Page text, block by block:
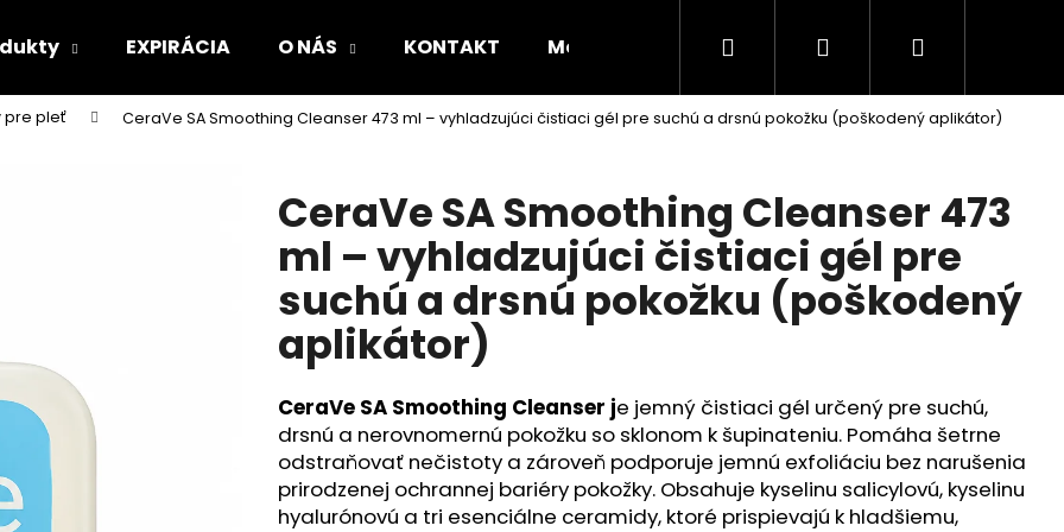
EXPIRÁCIA O NÁS KONTAKT Moja objednávka RADY A INŠPIRÁCIE
Hľadať PrihlásenieNákupný
pre pleť CeraVe SA Smoothing Cleanser 473 ml – vyhladzujúci čistiaci gél pre suchú a drsnú pokožku (poškodený aplikátor)
CeraVe SA Smoothing Cleanser 473
ml – vyhladzujúci čistiaci gél pre
suchú a drsnú pokožku (poškodený
aplikátor)
CeraVe SA Smoothing Cleanser je jemný čistiaci gél určený pre suchú,
drsnú a nerovnomernú pokožku so sklonom k šupinateniu. Pomáha šetrne
odstraňovať nečistoty a zároveň podporuje jemnú exfoliáciu bez narušenia
prirodzenej ochrannej bariéry pokožky. Obsahuje kyselinu salicylovú, kyselinu
hyalurónovú a tri esenciálne ceramidy, ktoré prispievajú k hladšiemu,
Čo potrebujete nájsť?
HĽADAŤ
Nasledujúce